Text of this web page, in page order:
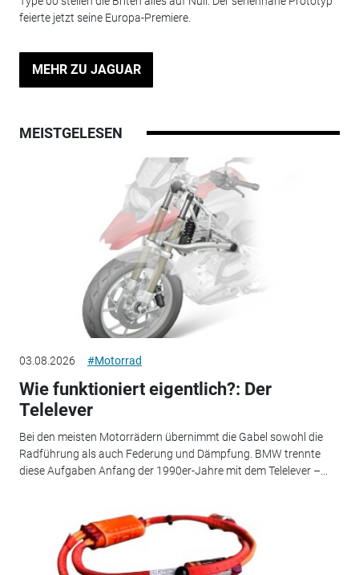
feierte jetzt seine Europa-Premiere.
MEHR ZU JAGUAR
MEISTGELESEN
03.08.2026 #Motorrad
Wie funktioniert eigentlich?: Der
Telelever
Bei den meisten Motorrädern übernimmt die Gabel sowohl die
Radführung als auch Federung und Dämpfung. BMW trennte
diese Aufgaben Anfang der 1990er-Jahre mit dem Telelever –...